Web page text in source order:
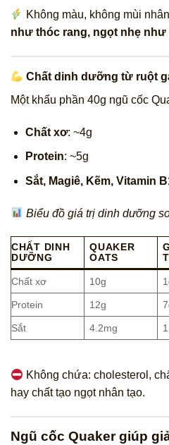
Không màu, không mùi
như thóc rang, ngọt nhẹ như
Chất dinh dưỡng từ ruột
Một khẩu phần 40g ngũ cốc
Chất xơ: ~4g
Protein: ~5g
Sắt, Magiê, Kẽm, Vitamin
Biểu đồ giá trị dinh dưỡng
CHẤT DINH
DƯỠNG
QUAKER
OATS
Chất xơ 10g
Protein 12g
Sắt 4.2mg
Không chứa: cholesterol,
hay chất tạo ngọt nhân tạo.
Ngũ cốc Quaker giúp